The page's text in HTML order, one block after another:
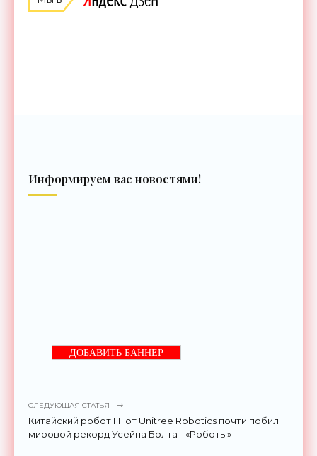
Информируем вас новостями!
ДОБАВИТЬ БАННЕР
СЛЕДУЮЩАЯ СТАТЬЯ
Китайский робот H1 от Unitree Robotics почти побил
мировой рекорд Усейна Болта - «Роботы»